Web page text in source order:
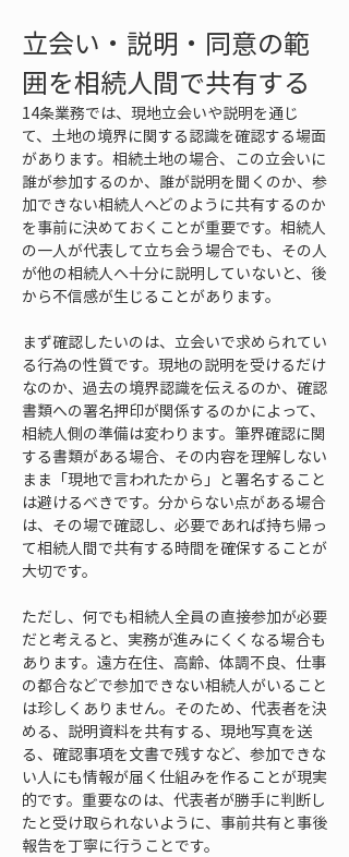
立会い・説明・同意の範
囲を相続人間で共有する
14条業務では、現地立会いや説明を通じ
て、土地の境界に関する認識を確認する場面
があります。相続土地の場合、この立会いに
誰が参加するのか、誰が説明を聞くのか、参
加できない相続人へどのように共有するのか
を事前に決めておくことが重要です。相続人
の一人が代表して立ち会う場合でも、その人
が他の相続人へ十分に説明していないと、後
から不信感が生じることがあります。
まず確認したいのは、立会いで求められてい
る行為の性質です。現地の説明を受けるだけ
なのか、過去の境界認識を伝えるのか、確認
書類への署名押印が関係するのかによって、
相続人側の準備は変わります。筆界確認に関
する書類がある場合、その内容を理解しない
まま「現地で言われたから」と署名すること
は避けるべきです。分からない点がある場合
は、その場で確認し、必要であれば持ち帰っ
て相続人間で共有する時間を確保することが
大切です。
ただし、何でも相続人全員の直接参加が必要
だと考えると、実務が進みにくくなる場合も
あります。遠方在住、高齢、体調不良、仕事
の都合などで参加できない相続人がいること
は珍しくありません。そのため、代表者を決
める、説明資料を共有する、現地写真を送
る、確認事項を文書で残すなど、参加できな
い人にも情報が届く仕組みを作ることが現実
的です。重要なのは、代表者が勝手に判断し
たと受け取られないように、事前共有と事後
報告を丁寧に行うことです。